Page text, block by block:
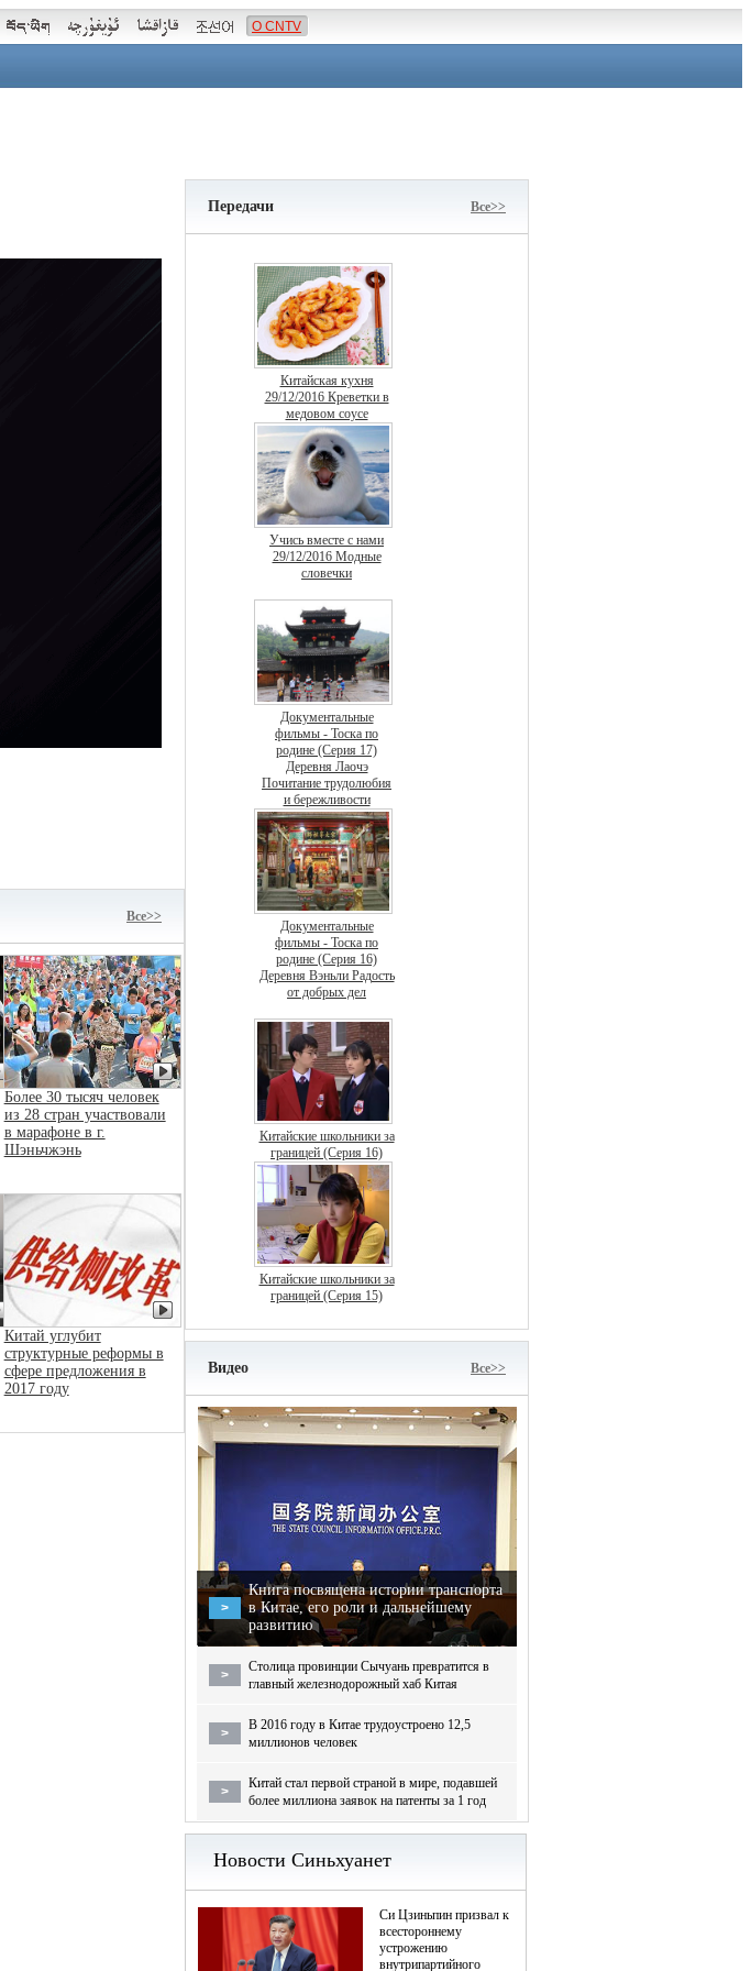
О CNTV
Bce>>
Более 30 тысяч человек
из 28 стран участвовали
в марафоне в г.
Шэньчжэнь
Китай углубит
структурные реформы в
сфере предложения в
2017 году
Передачи Все>>
Китайская кухня
29/12/2016 Креветки в
медовом соусе
Учись вместе с нами
29/12/2016 Модные
словечки
Документальные
фильмы - Тоска по
родине (Серия 17)
Деревня Лаочэ
Почитание трудолюбия
и бережливости
Документальные
фильмы - Тоска по
родине (Серия 16)
Деревня Вэньли Радость
от добрых дел
Китайские школьники за
границей (Серия 16)
Китайские школьники за
границей (Серия 15)
Видео Bce>>
>
Книга посвящена истории транспорта
в Китае, его роли и дальнейшему
развитию
>
Столица провинции Сычуань превратится в
главный железнодорожный хаб Китая
>
В 2016 году в Китае трудоустроено 12,5
миллионов человек
>
Китай стал первой страной в мире, подавшей
более миллиона заявок на патенты за 1 год